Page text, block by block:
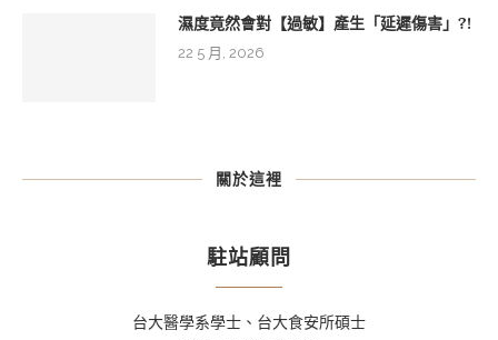
濕度竟然會對【過敏】產生「延遲傷害」?!
22 5 月, 2026
關於這裡
駐站顧問
台大醫學系學士、台大食安所碩士